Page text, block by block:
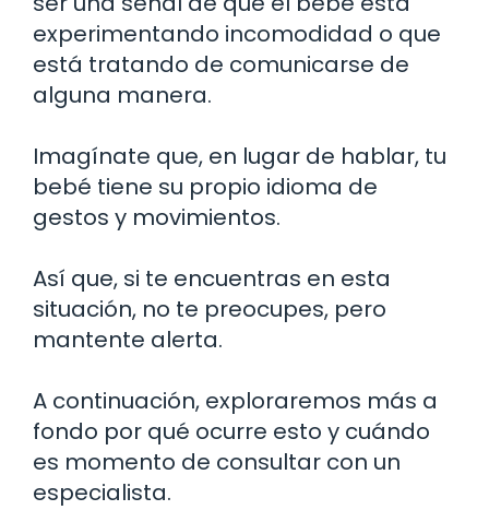
experimentando incomodidad o que
está tratando de comunicarse de
alguna manera.
Imagínate que, en lugar de hablar, tu
bebé tiene su propio idioma de
gestos y movimientos.
Así que, si te encuentras en esta
situación, no te preocupes, pero
mantente alerta.
A continuación, exploraremos más a
fondo por qué ocurre esto y cuándo
es momento de consultar con un
especialista.